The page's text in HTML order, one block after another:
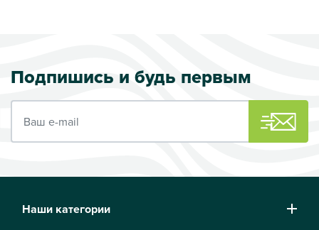
Подпишись и будь первым
Наши категории